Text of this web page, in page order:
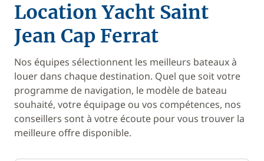
Location Yacht Saint
Jean Cap Ferrat
Nos équipes sélectionnent les meilleurs bateaux à
louer dans chaque destination. Quel que soit votre
programme de navigation, le modèle de bateau
souhaité, votre équipage ou vos compétences, nos
conseillers sont à votre écoute pour vous trouver la
meilleure offre disponible.